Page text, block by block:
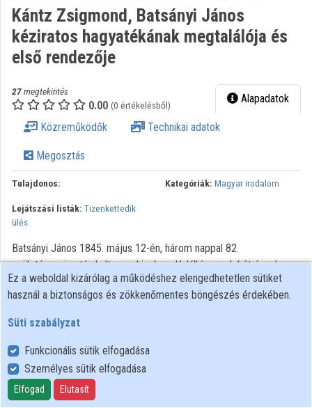
Kategóriák
Intézményi listák
Közreműködők
Kántz Zsigmond, Batsányi János
kéziratos hagyatékának megtalálója és
első rendezője
27megtekintés
0.00 (0 értékelésből) Alapadatok
Közreműködők Technikai adatok
Megosztás
Tulajdonos: Kategóriák: Magyar irodalom
Lejátszási listák: Tizenkettedik
ülés
Batsányi János 1845. május 12-én, három nappal 82.
születésnapja után halt meg Linzben. Halálhíre csak két évvel
később, 1847-ben jutott el Magyarországra. A következő évek
politikai légköre nem kedvezett annak, hogy a kompromittált múltú
költő kézirathagyatékát felkutassák. Hogy több mint két
évtizeddel később mégis a nyomára akadtak, a véletlen műve, s
Kántz Zsigmond egykori királyi bánya- és erdészeti főtanácsosnak
köszönhető. Kántz az 1870-es években több alkalommal küldött
kéziratokat Linzből a Magyar Tudományos Akadémia számára, ám
korántsem a hagyaték egészét, s korántsem csupán Batsányi
Ez a weboldal kizárólag a működéshez elengedhetetlen sütiket
használ a biztonságos és zökkenőmentes böngészés érdekében.
Süti szabályzat
Funkcionális sütik elfogadása
Személyes sütik elfogadása
Elfogad Elutasít